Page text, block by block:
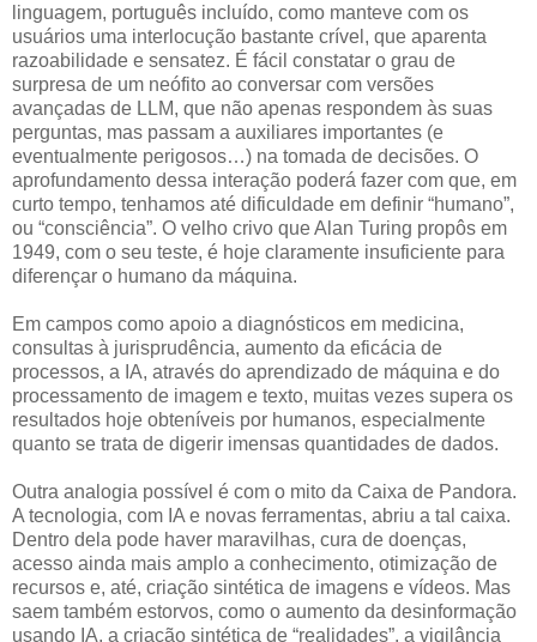
linguagem, português incluído, como manteve com os
usuários uma interlocução bastante crível, que aparenta
razoabilidade e sensatez. É fácil constatar o grau de
surpresa de um neófito ao conversar com versões
avançadas de LLM, que não apenas respondem às suas
perguntas, mas passam a auxiliares importantes (e
eventualmente perigosos…) na tomada de decisões. O
aprofundamento dessa interação poderá fazer com que, em
curto tempo, tenhamos até dificuldade em definir “humano”,
ou “consciência”. O velho crivo que Alan Turing propôs em
1949, com o seu teste, é hoje claramente insuficiente para
diferençar o humano da máquina.
Em campos como apoio a diagnósticos em medicina,
consultas à jurisprudência, aumento da eficácia de
processos, a IA, através do aprendizado de máquina e do
processamento de imagem e texto, muitas vezes supera os
resultados hoje obteníveis por humanos, especialmente
quanto se trata de digerir imensas quantidades de dados.
Outra analogia possível é com o mito da Caixa de Pandora.
A tecnologia, com IA e novas ferramentas, abriu a tal caixa.
Dentro dela pode haver maravilhas, cura de doenças,
acesso ainda mais amplo a conhecimento, otimização de
recursos e, até, criação sintética de imagens e vídeos. Mas
saem também estorvos, como o aumento da desinformação
usando IA, a criação sintética de “realidades”, a vigilância